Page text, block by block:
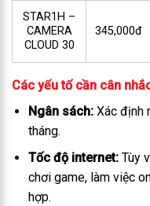
STAR1H –
CAMERA
CLOUD 30
345,000đ
Các yếu tố cần cân
Ngân sách:Xác định
tháng.
Tốc độ internet:Tùy
chơi game, làm việc
hợp.